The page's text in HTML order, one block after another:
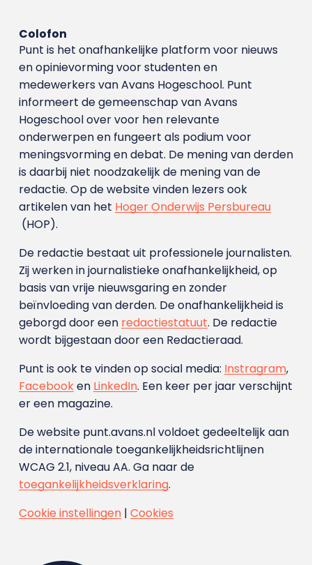
Colofon
Punt is het onafhankelijke platform voor nieuws
en opinievorming voor studenten en
medewerkers van Avans Hoge­school. Punt
informeert de gemeenschap van Avans
Hogeschool over voor hen relevante
onderwerpen en fungeert als podium voor
meningsvorming en debat. De mening van derden
is daarbij niet noodzakelijk de mening van de
redactie. Op de website vinden lezers ook
artikelen van het Hoger Onderwijs Persbureau
(HOP).
De redactie bestaat uit professionele journalisten.
Zij werken in journalistieke onafhankelijkheid, op
basis van vrije nieuwsgaring en zonder
beïnvloeding van derden. De onafhankelijkheid is
geborgd door een redactiestatuut. De redactie
wordt bijgestaan door een Redactieraad.
Punt is ook te vinden op social media: Instragram,
Facebooken LinkedIn. Een keer per jaar verschijnt
er een magazine.
De website punt.avans.nl voldoet gedeeltelijk aan
de internationale toegankelijkheidsrichtlijnen
WCAG 2.1, niveau AA. Ga naar de
toegankelijkheidsverklaring.
Cookie instellingen| Cookies